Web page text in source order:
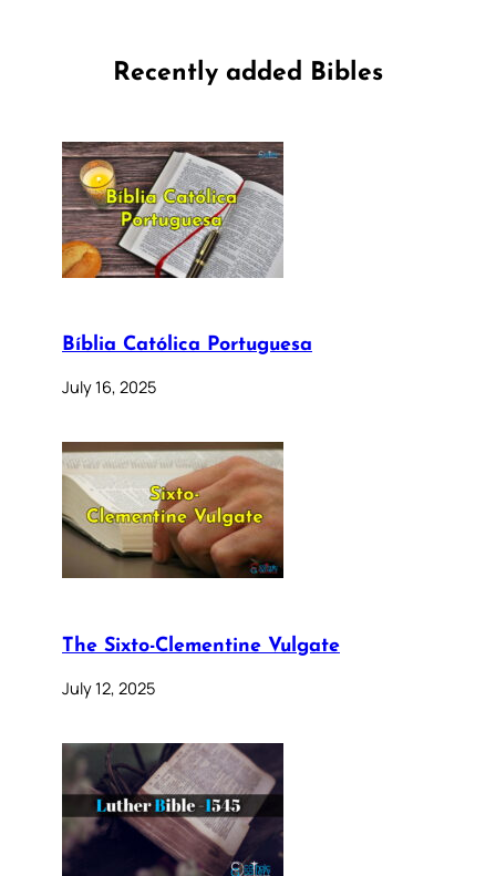
Recently added Bibles
Bíblia Católica Portuguesa
July 16, 2025
The Sixto-Clementine Vulgate
July 12, 2025